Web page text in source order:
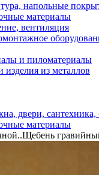
напольные
материалы
вентиляция
и пиломатериалы
изделия из металлов
двери, сантехника,
материалы